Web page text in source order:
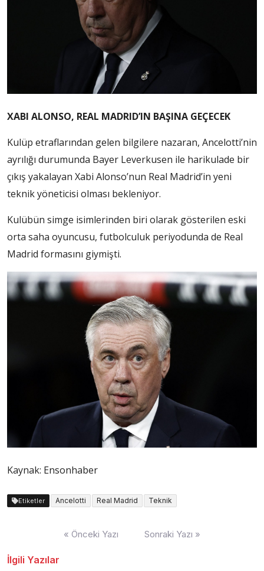
XABI ALONSO, REAL MADRID’IN BAŞINA GEÇECEK
Kulüp etraflarından gelen bilgilere nazaran, Ancelotti’nin
ayrılığı durumunda Bayer Leverkusen ile harikulade bir
çıkış yakalayan Xabi Alonso’nun Real Madrid’in yeni
teknik yöneticisi olması bekleniyor.
Kulübün simge isimlerinden biri olarak gösterilen eski
orta saha oyuncusu, futbolculuk periyodunda de Real
Madrid formasını giymişti.
Kaynak: Ensonhaber
Etiketler Ancelotti Real Madrid Teknik
« Önceki Yazı Sonraki Yazı »
İlgili Yazılar